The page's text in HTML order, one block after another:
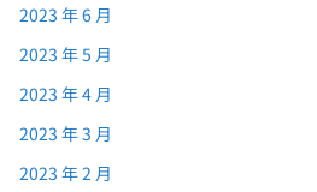
2023 年 6 月
2023 年 5 月
2023 年 4 月
2023 年 3 月
2023 年 2 月